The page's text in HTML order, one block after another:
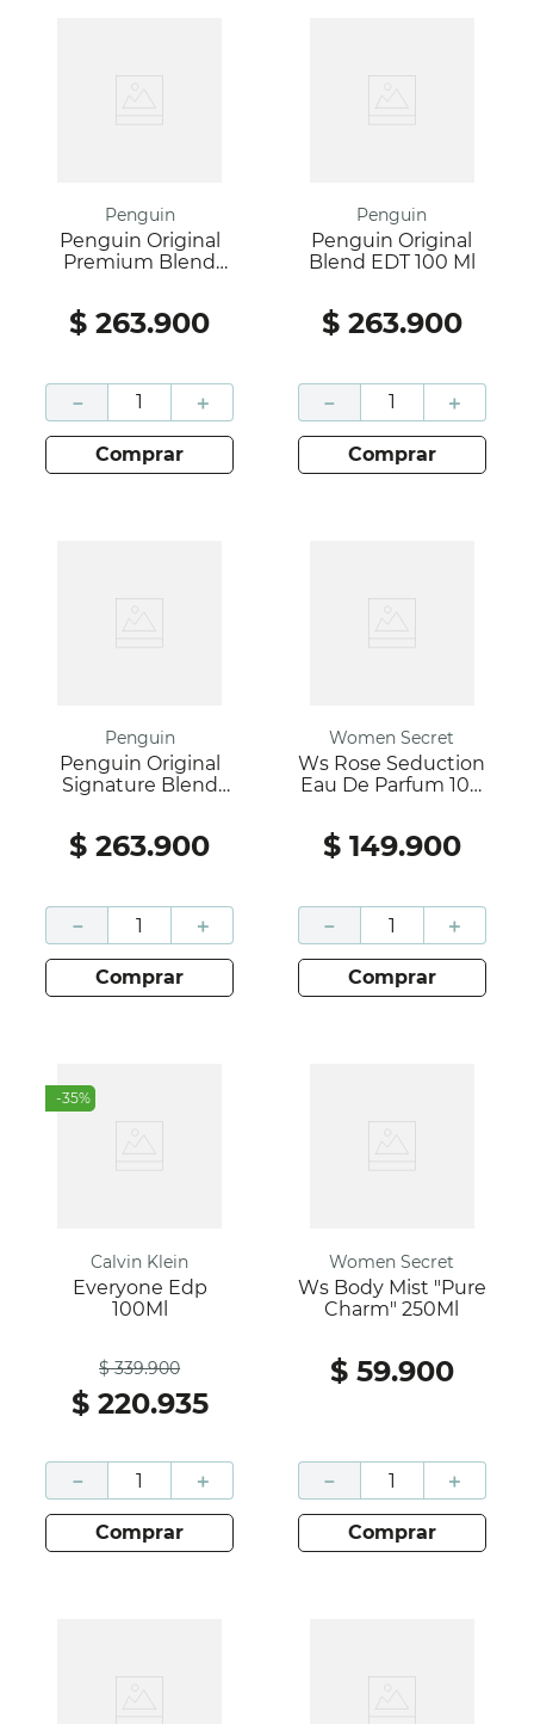
Penguin
Penguin Original
Premium Blend
$ 263.900
＋
－
comprar
Penguin
Penguin Original
Blend EDT 100 Ml
$ 263.900
＋
－
comprar
Penguin
Penguin Original
Signature Blend
$ 263.900
＋
－
comprar
Women Secret
Ws Rose Seduction
Eau De Parfum 100
$ 149.900
＋
－
comprar
-35%
Calvin Klein
Everyone Edp
100Ml
$ 339.900
$ 220.935
＋
－
comprar
Women Secret
Ws Body Mist "Pure
Charm" 250Ml
$ 59.900
＋
－
comprar